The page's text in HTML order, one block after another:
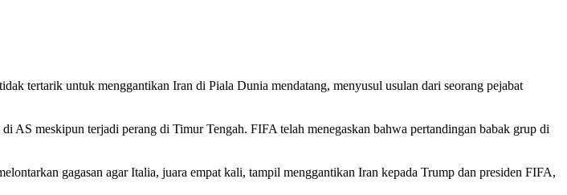
tertarik untuk menggantikan Iran di Piala Dunia mendatang, menyusul usulan dari seorang pejabat
AS meskipun terjadi perang di Timur Tengah. FIFA telah menegaskan bahwa pertandingan babak grup di
gagasan agar Italia, juara empat kali, tampil menggantikan Iran kepada Trump dan presiden FIFA,